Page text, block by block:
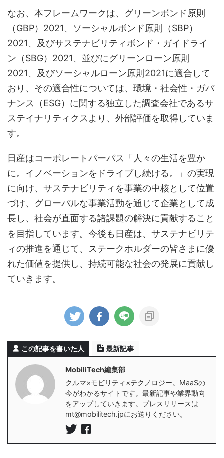
なお、本フレームワークは、グリーンボンド原則
（GBP）2021、ソーシャルボンド原則（SBP）
2021、及びサステナビリティボンド・ガイドライ
ン（SBG）2021、並びにグリーンローン原則
2021、及びソーシャルローン原則2021に適合して
おり、その適合性については、環境・社会性・ガバ
ナンス（ESG）に関する独立した調査会社であるサ
ステイナリティクスより、外部評価を取得していま
す。
日産はコーポレートパーパス「人々の生活を豊か
に。イノベーションをドライブし続ける。」の実現
に向け、サステナビリティを事業の中核として位置
づけ、グローバルな事業活動を通じて企業として成
長し、社会が直面する諸課題の解決に貢献すること
を目指しています。今後も日産は、サステナビリテ
ィの推進を通じて、ステークホルダーの皆さまに優
れた価値を提供し、持続可能な社会の発展に貢献し
ていきます。
この記事を書いた人 最新記事
MobiliTech編集部
クルマ×モビリティ×テクノロジー。MaaSの
今がわかるサイトです。最新記事や業界動向
をアップしていきます。プレスリリースは
mt@mobilitech.jpにお送りください。